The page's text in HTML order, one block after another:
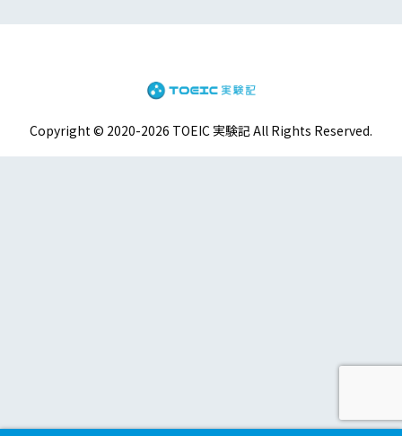
Copyright © 2020-2026 TOEIC 実験記 All Rights Reserved.